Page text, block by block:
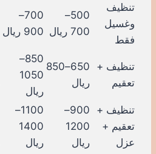
تنظيف
وغسيل
فقط
500–
700 ريال
700–
900 ريال
تنظيف +
تعقيم
650–850
ريال
850–
1050
ريال
تنظيف +
تعقيم +
عزل
900–
1200
ريال
1100–
1400
ريال